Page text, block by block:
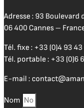
Adresse : 93 Boulevard
06 400 Cannes –
Tél. fixe : +33 (0)4 93
Tél. portable : +33 (0)6
E-mail :
Nom